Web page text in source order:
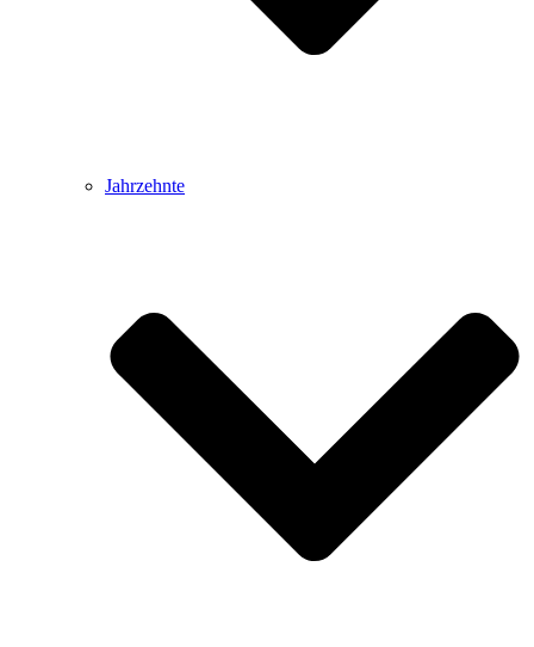
Jahrzehnte